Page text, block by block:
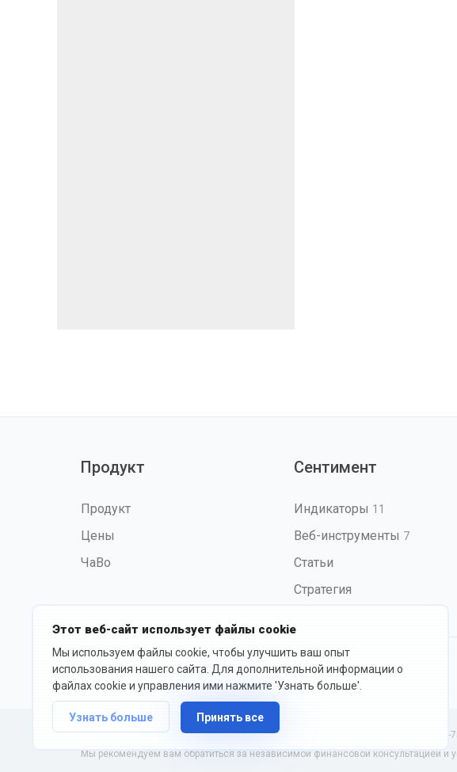
Этот веб-сайт использует файлы cookie
Мы используем файлы cookie, чтобы улучшить ваш опыт
использования нашего сайта. Для дополнительной информации о
файлах cookie и управления ими нажмите 'Узнать больше'.
Узнать больше Принять все
Продукт
Продукт
Цены
ЧаВо
Сентимент
Индикаторы 11
Веб-инструменты 7
Статьи
Стратегия
©2026 fxssi.com Все права
защищены
Условия
использования
Веб-сайт управляется FXSSI LTD Регистрационный номер: 13534801 (Англия) |
Мы рекомендуем вам обратиться за независимой финансовой консультацией и